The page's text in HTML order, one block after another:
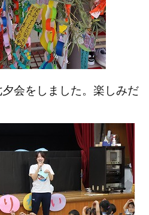
会をしました。楽しみだ